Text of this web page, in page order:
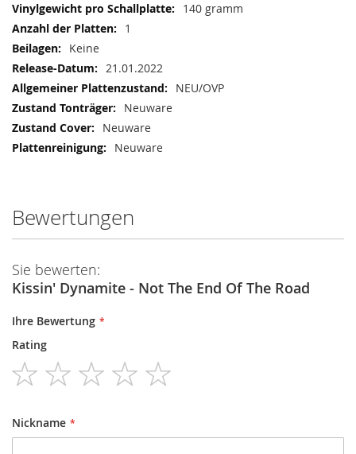
140 gramm
1
Keine
21.01.2022
NEU/OVP
Neuware
Neuware
Neuware
Bewertungen
Sie bewerten:
Kissin' Dynamite - Not The End Of The Road
Ihre Bewertung
Rating
1
star
2
stars
3
stars
4
stars
Nickname